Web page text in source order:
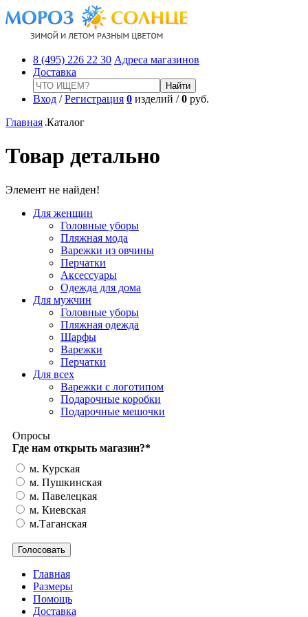
8 (495) 226 22 30 Адреса магазинов
Доставка
Вход /Регистрация 0 изделий /0 руб.
Главная Каталог
Товар детально
Элемент не найден!
Для женщин
Головные уборы
Пляжная мода
Варежки из овчины
Перчатки
Аксессуары
Одежда для дома
Для мужчин
Головные уборы
Пляжная одежда
Шарфы
Варежки
Перчатки
Для всех
Варежки с логотипом
Подарочные коробки
Подарочные мешочки
Опросы
Где нам открыть магазин?*
м. Курская
м. Пушкинская
м. Павелецкая
м. Киевская
м.Таганская
Главная
Размеры
Помощь
Доставка